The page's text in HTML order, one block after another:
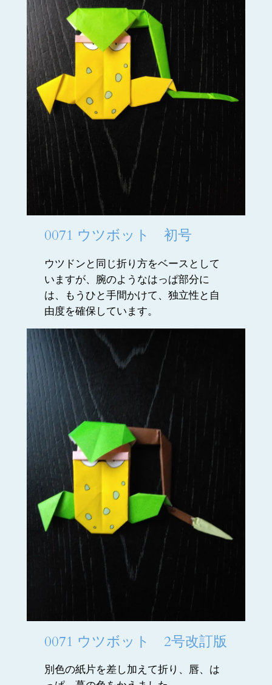
0071 ウツボット 初号
ウツドンと同じ折り方をベースとして
いますが、腕のようなはっぱ部分に
は、もうひと手間かけて、独立性と自
由度を確保しています。
0071 ウツボット 2号改訂版
別色の紙片を差し加えて折り、唇、は